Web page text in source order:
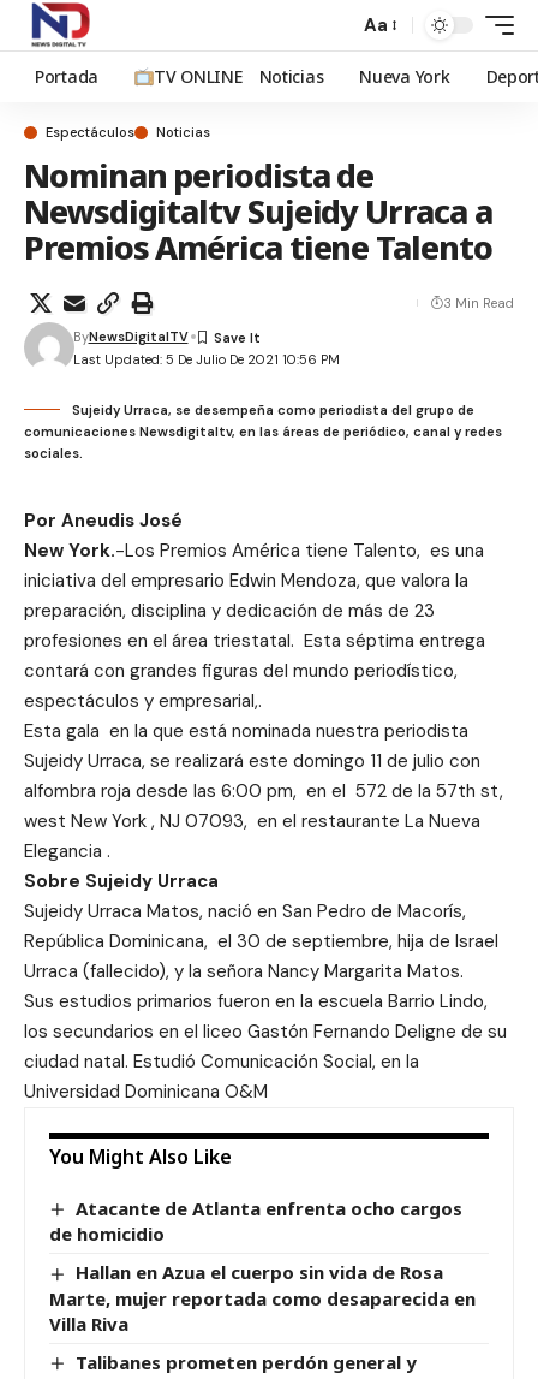
Aa
Portada TV ONLINE Noticias Nueva York
Espectáculos Noticias
Nominan periodista de
Newsdigitaltv Sujeidy Urraca a
Premios América tiene Talento
Last Updated: 5 De Julio De 2021 10:56 PM
ByNewsDigitalTV
3 Min Read
Sujeidy Urraca, se desempeña como periodista del grupo de
comunicaciones Newsdigitaltv, en las áreas de periódico, canal y redes
sociales.
Por Aneudis José
New York.-Los Premios América tiene Talento, es una
iniciativa del empresario Edwin Mendoza, que valora la
preparación, disciplina y dedicación de más de 23
profesiones en el área triestatal. Esta séptima entrega
contará con grandes figuras del mundo periodístico,
espectáculos y empresarial,.
Esta gala en la que está nominada nuestra periodista
Sujeidy Urraca, se realizará este domingo 11 de julio con
alfombra roja desde las 6:00 pm, en el 572 de la 57th st,
west New York , NJ 07093, en el restaurante La Nueva
Elegancia .
Sobre Sujeidy Urraca
Sujeidy Urraca Matos, nació en San Pedro de Macorís,
República Dominicana, el 30 de septiembre, hija de Israel
Urraca (fallecido), y la señora Nancy Margarita Matos.
Sus estudios primarios fueron en la escuela Barrio Lindo,
los secundarios en el liceo Gastón Fernando Deligne de su
ciudad natal. Estudió Comunicación Social, en la
Universidad Dominicana O&M
You Might Also Like
Atacante de Atlanta enfrenta ocho cargos
de homicidio
Hallan en Azua el cuerpo sin vida de Rosa
Marte, mujer reportada como desaparecida en
Villa Riva
Talibanes prometen perdón general y